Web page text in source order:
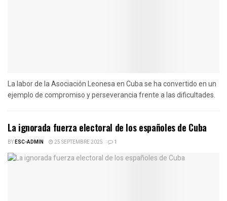
La labor de la Asociación Leonesa en Cuba se ha convertido en un
ejemplo de compromiso y perseverancia frente a las dificultades.
La ignorada fuerza electoral de los españoles de Cuba
BYESC-ADMIN 25 SEPTEMBRE 2025 1